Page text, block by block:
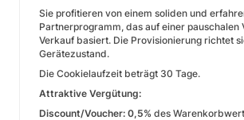
Sie profitieren von einem soliden und
Partnerprogramm, das auf einer pauschalen
Verkauf basiert. Die Provisionierung richtet
Gerätezustand.
Die Cookielaufzeit beträgt 30 Tage.
Attraktive Vergütung:
Discount/Voucher: 0,5% des